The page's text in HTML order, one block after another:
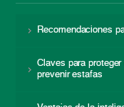
Recomendaciones
Claves para
prevenir estafas